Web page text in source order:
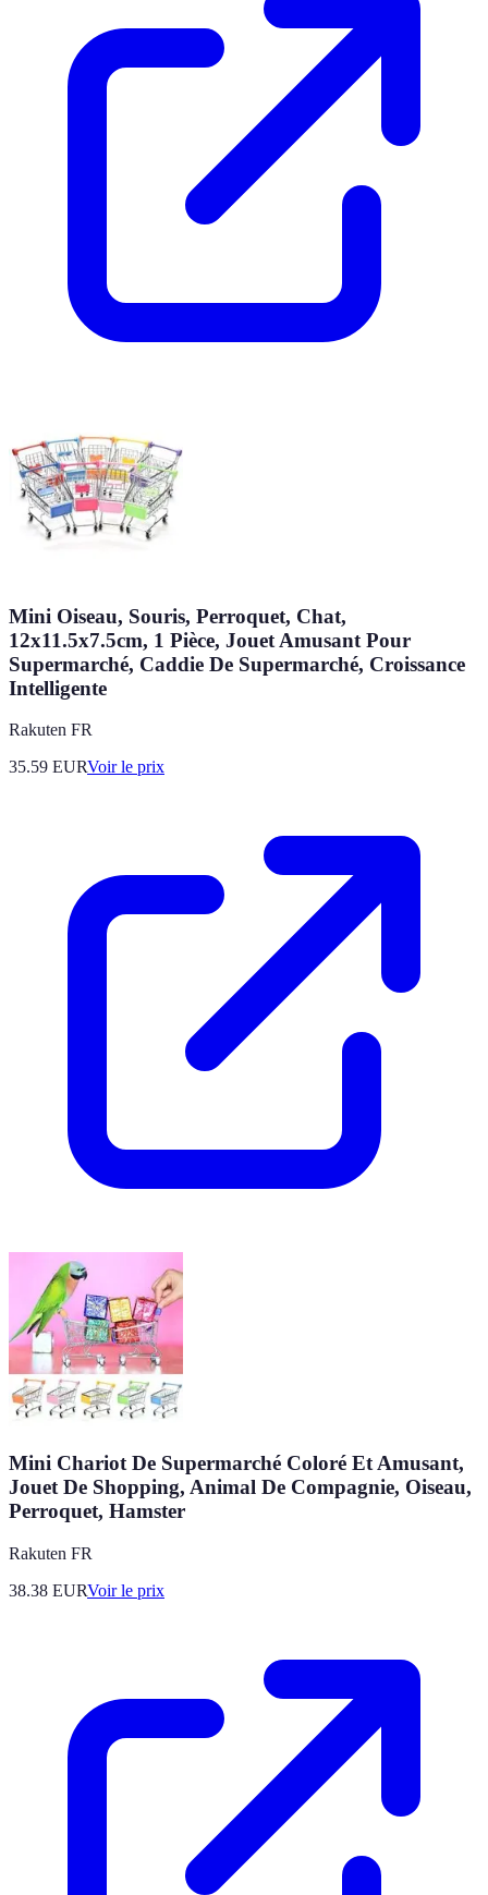
Mini Oiseau, Souris, Perroquet, Chat,
12x11.5x7.5cm, 1 Pièce, Jouet Amusant Pour
Supermarché, Caddie De Supermarché, Croissance
Intelligente
Rakuten FR
35.59 EURVoir le prix
Mini Chariot De Supermarché Coloré Et Amusant,
Jouet De Shopping, Animal De Compagnie, Oiseau,
Perroquet, Hamster
Rakuten FR
38.38 EURVoir le prix